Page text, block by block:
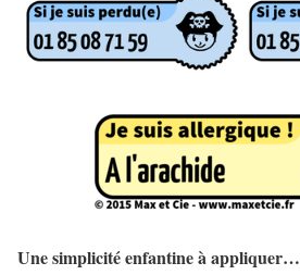
Une simplicité enfantine à appliquer…